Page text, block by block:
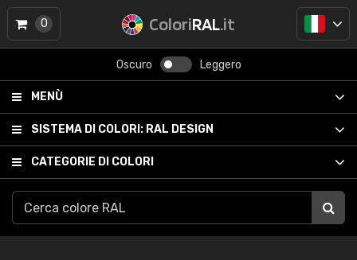
ColoriRAL.it
Oscuro Leggero
MENÙ
SISTEMA DI COLORI: RAL DESIGN
CATEGORIE DI COLORI
0